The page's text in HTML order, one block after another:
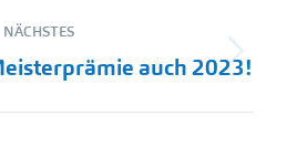
NÄCHSTES
Nächster
auch 2023!